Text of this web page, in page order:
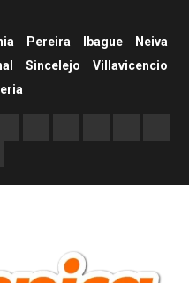
Pereira Ibague
Neiva
Sincelejo
Villavicencio